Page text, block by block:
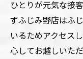
ひとりが元気な接
ずふじみ野店はふ
いるためアクセス
心してお越しいた